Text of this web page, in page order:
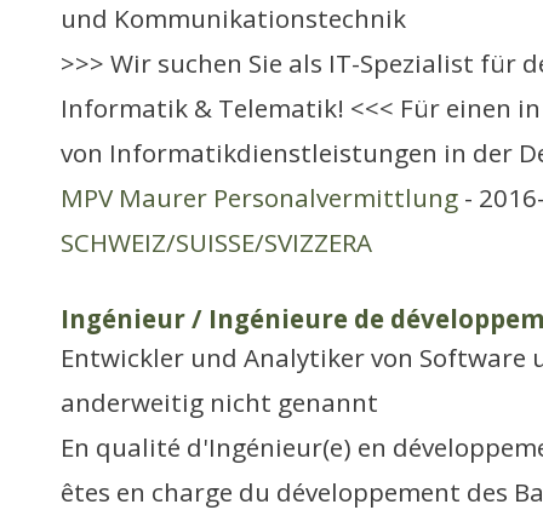
und Kommunikationstechnik
>>> Wir suchen Sie als IT-Spezialist für
Informatik & Telematik! <<< Für einen
von Informatikdienstleistungen in der
MPV Maurer Personalvermittlung -
SCHWEIZ/SUISSE/SVIZZERA
Ingénieur / Ingénieure de
Entwickler und Analytiker von Software
anderweitig nicht genannt
En qualité d'Ingénieur(e) en
êtes en charge du développement des